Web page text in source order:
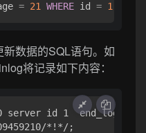
= 21 WHERE id = 1
数据的SQL语句。如
将记录如下内容：
server id 1
*!*/;